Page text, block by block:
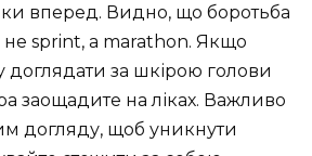
вперед. Видно, що боротьба
не sprint, а marathon. Якщо
доглядати за шкірою голови
заощадите на ліках. Важливо
догляду, щоб уникнути